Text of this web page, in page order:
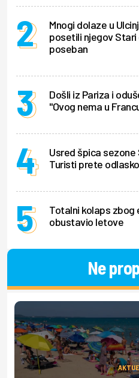
Mnogi dolaze u
posetili njegov
poseban
Došli iz Pariza i
"Ovog nema u
Usred špica
Turisti prete
Totalni kolaps zbog
obustavio letove
Ne